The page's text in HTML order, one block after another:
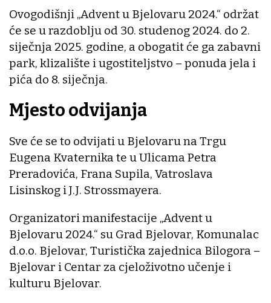
Ovogodišnji „Advent u Bjelovaru 2024.“ održat
će se u razdoblju od 30. studenog 2024. do 2.
siječnja 2025. godine, a obogatit će ga zabavni
park, klizalište i ugostiteljstvo – ponuda jela i
pića do 8. siječnja.
Mjesto odvijanja
Sve će se to odvijati u Bjelovaru na Trgu
Eugena Kvaternika te u Ulicama Petra
Preradovića, Frana Supila, Vatroslava
Lisinskog i J.J. Strossmayera.
Organizatori manifestacije „Advent u
Bjelovaru 2024.“ su Grad Bjelovar, Komunalac
d.o.o. Bjelovar, Turistička zajednica Bilogora –
Bjelovar i Centar za cjeloživotno učenje i
kulturu Bjelovar.